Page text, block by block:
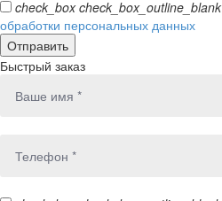
check_box check_box_outline_blank
обработки персональных данных
Быстрый заказ